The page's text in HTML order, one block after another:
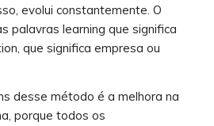
evolui constantemente. O
palavras learning que significa
que significa empresa ou
desse método é a melhora na
porque todos os